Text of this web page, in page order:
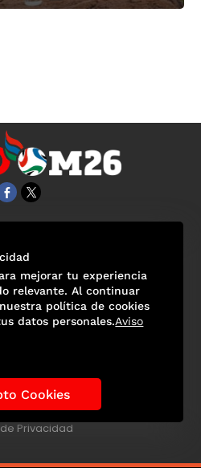
Lo viral Anécdotas Mundialistas
Directorio
Privacidad
mejorar tu experiencia
relevante. Al continuar
política de cookies
datos personales.Aviso
Cookies